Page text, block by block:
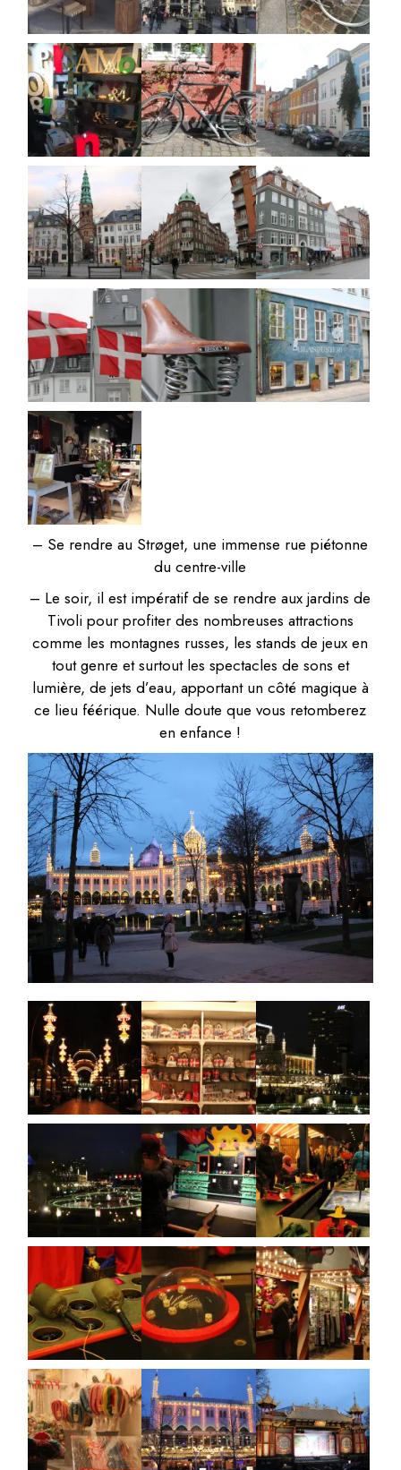
– Se rendre au Strøget, une immense rue piétonne
du centre-ville
– Le soir, il est impératif de se rendre aux jardins de
Tivoli pour profiter des nombreuses attractions
comme les montagnes russes, les stands de jeux en
tout genre et surtout les spectacles de sons et
lumière, de jets d’eau, apportant un côté magique à
ce lieu féérique. Nulle doute que vous retomberez
en enfance !